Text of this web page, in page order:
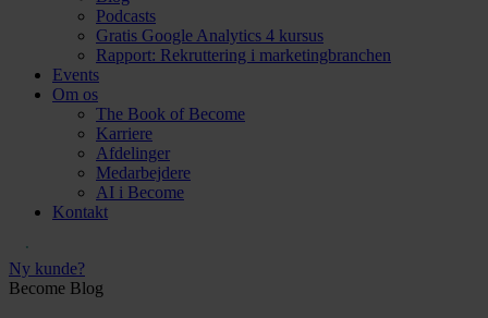
Podcasts
Gratis Google Analytics 4 kursus
Rapport: Rekruttering i marketingbranchen
Events
Om os
The Book of Become
Karriere
Afdelinger
Medarbejdere
AI i Become
Kontakt
Ny kunde?
Become Blog